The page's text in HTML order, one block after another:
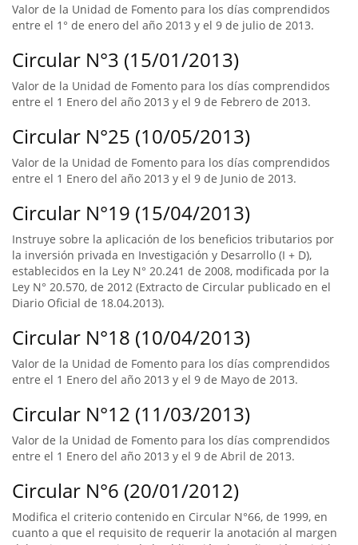
Valor de la Unidad de Fomento para los días comprendidos
entre el 1° de enero del año 2013 y el 9 de julio de 2013.
Circular N°3 (15/01/2013)
Valor de la Unidad de Fomento para los días comprendidos
entre el 1 Enero del año 2013 y el 9 de Febrero de 2013.
Circular N°25 (10/05/2013)
Valor de la Unidad de Fomento para los días comprendidos
entre el 1 Enero del año 2013 y el 9 de Junio de 2013.
Circular N°19 (15/04/2013)
Instruye sobre la aplicación de los beneficios tributarios por
la inversión privada en Investigación y Desarrollo (I + D),
establecidos en la Ley N° 20.241 de 2008, modificada por la
Ley N° 20.570, de 2012 (Extracto de Circular publicado en el
Diario Oficial de 18.04.2013).
Circular N°18 (10/04/2013)
Valor de la Unidad de Fomento para los días comprendidos
entre el 1 Enero del año 2013 y el 9 de Mayo de 2013.
Circular N°12 (11/03/2013)
Valor de la Unidad de Fomento para los días comprendidos
entre el 1 Enero del año 2013 y el 9 de Abril de 2013.
Circular N°6 (20/01/2012)
Modifica el criterio contenido en Circular N°66, de 1999, en
cuanto a que el requisito de requerir la anotación al margen